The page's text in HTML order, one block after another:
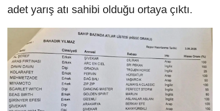
adet yarış atı sahibi olduğu ortaya çıktı.